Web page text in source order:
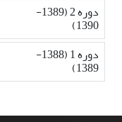
دوره 2 (1389-
1390)
دوره 1 (1388-
1389)